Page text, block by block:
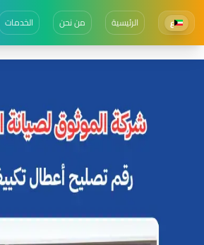
ع الرئيسية من نحن الخدمات